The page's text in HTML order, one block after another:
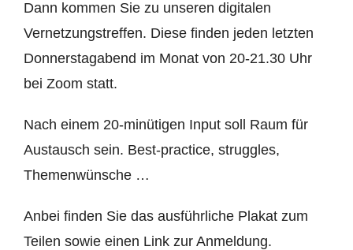
Dann kommen Sie zu unseren digitalen
Vernetzungstreffen. Diese finden jeden letzten
Donnerstagabend im Monat von 20-21.30 Uhr
bei Zoom statt.
Nach einem 20-minütigen Input soll Raum für
Austausch sein. Best-practice, struggles,
Themenwünsche …
Anbei finden Sie das ausführliche Plakat zum
Teilen sowie einen Link zur Anmeldung.